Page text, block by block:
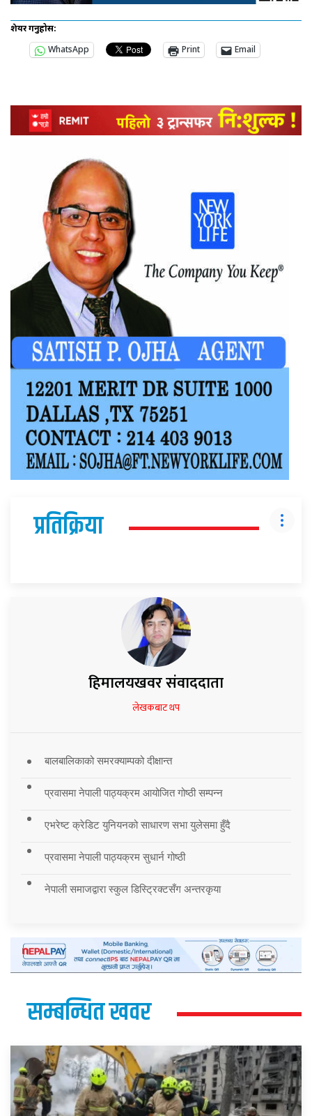
शेयर गर्नुहोस:
WhatsApp
Print Email
प्रतिक्रिया
हिमालयखवर संवाददाता
लेखकबाट थप
बालबालिकाको समरक्याम्पको दीक्षान्त
प्रवासमा नेपाली पाठ्यक्रम आयोजित गोष्ठी सम्पन्न
एभरेष्ट क्रेडिट युनियनको साधारण सभा युलेसमा हुँदै
प्रवासमा नेपाली पाठ्यक्रम सुधार्न गोष्ठी
नेपाली समाजद्वारा स्कुल डिस्ट्रिक्टसँग अन्तरकृया
सम्बन्धित खवर